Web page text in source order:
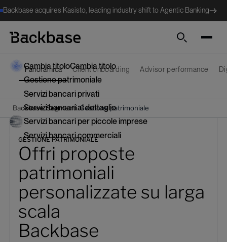
Backbase acquires Kasisto, leading industry shift to Agentic Banking
Cerca
Cambia titoloCambia titolo
Gestione patrimoniale
Servizi bancari privati
Servizi bancari al dettaglio
Servizi bancari per piccole imprese
Servizi bancari commerciali
Panoramica Client onboarding Advisor performance
Backbase/Segmenti/Gestione patrimoniale
GESTIONE PATRIMONIALE
Offri proposte
patrimoniali
personalizzate su larga
scala
Backbase